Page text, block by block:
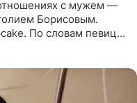
с мужем —
Борисовым.
По словам певицы,